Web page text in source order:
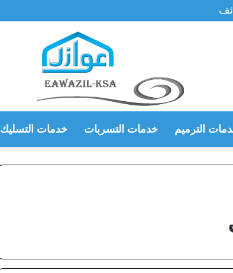
الترميم خدمات التسربات خدمات التسليك